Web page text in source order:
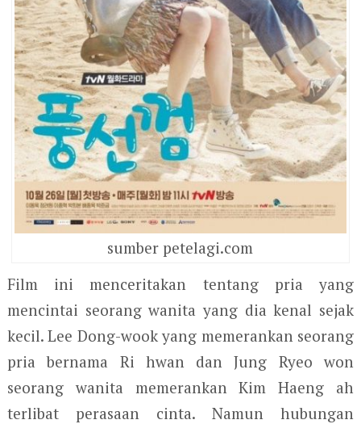
sumber petelagi.com
Film ini menceritakan tentang pria yang
mencintai seorang wanita yang dia kenal sejak
kecil. Lee Dong-wook yang memerankan seorang
pria bernama Ri hwan dan Jung Ryeo won
seorang wanita memerankan Kim Haeng ah
terlibat perasaan cinta. Namun hubungan